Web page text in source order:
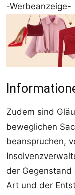
-Werbeanzeige-
Zudem sind
beweglichen
beanspruchen,
der Gegenstand
Art und der